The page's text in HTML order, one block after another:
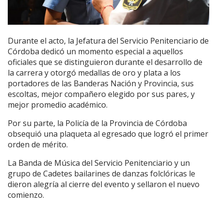
Durante el acto, la Jefatura del Servicio Penitenciario de
Córdoba dedicó un momento especial a aquellos
oficiales que se distinguieron durante el desarrollo de
la carrera y otorgó medallas de oro y plata a los
portadores de las Banderas Nación y Provincia, sus
escoltas, mejor compañero elegido por sus pares, y
mejor promedio académico.
Por su parte, la Policía de la Provincia de Córdoba
obsequió una plaqueta al egresado que logró el primer
orden de mérito.
La Banda de Música del Servicio Penitenciario y un
grupo de Cadetes bailarines de danzas folclóricas le
dieron alegría al cierre del evento y sellaron el nuevo
comienzo.